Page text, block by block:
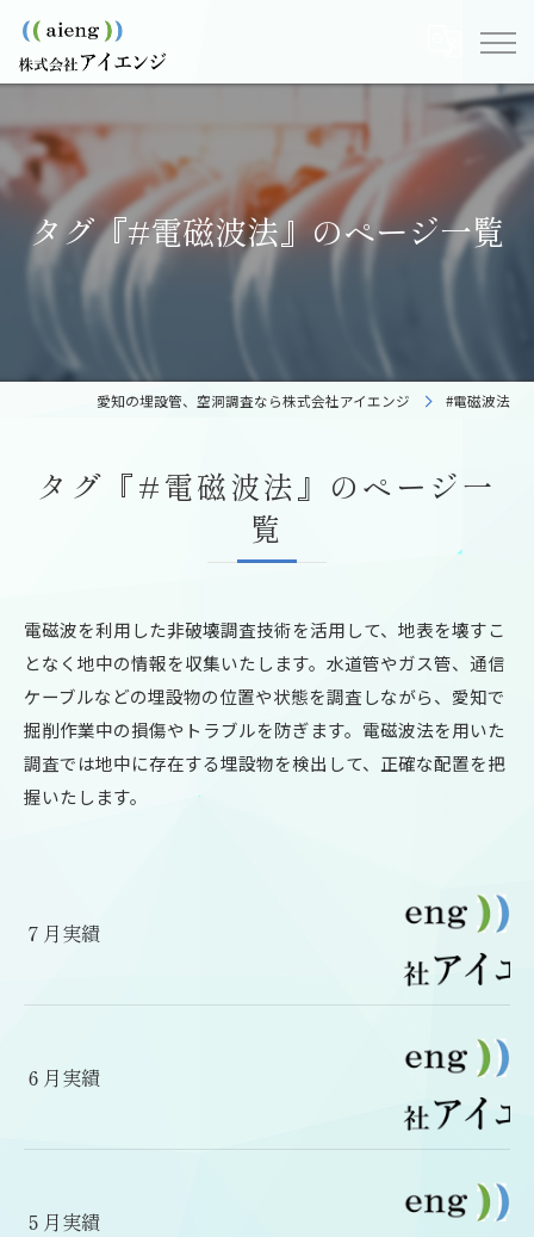
タグ『#電磁波法』のページ一覧
愛知の埋設管、空洞調査なら株式会社アイエンジ #電磁波法
タグ『#電磁波法』のページ一
覧
電磁波を利用した非破壊調査技術を活用して、地表を壊すこ
となく地中の情報を収集いたします。水道管やガス管、通信
ケーブルなどの埋設物の位置や状態を調査しながら、愛知で
掘削作業中の損傷やトラブルを防ぎます。電磁波法を用いた
調査では地中に存在する埋設物を検出して、正確な配置を把
握いたします。
７月実績
６月実績
５月実績